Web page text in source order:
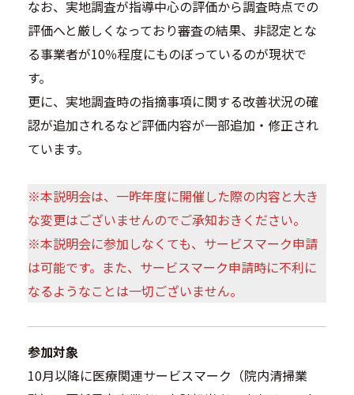
なお、実地調査が指導中心の評価から調査時点での
評価へと厳しくなっており審査の結果、非認定とな
る事業者が10％程度にものぼっているのが現状で
す。
更に、実地調査時の指摘事項に関する改善状況の確
認が追加されるなど評価内容が一部追加・修正され
ています。
※本説明会は、一昨年度に開催した際の内容と大き
な変更はございませんのでご承知おきください。
※本説明会に参加しなくても、サービスマーク申請
は可能です。また、サービスマーク申請時に不利に
なるようなことは一切ございません。
参加対象
10月以降に医療関連サービスマーク（院内清掃業